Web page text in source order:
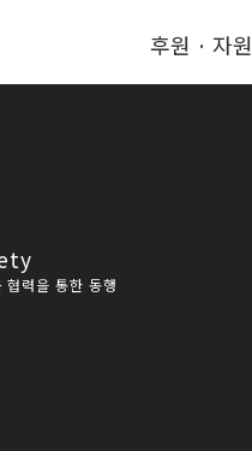
후원 · 자
협력을 통한 동행